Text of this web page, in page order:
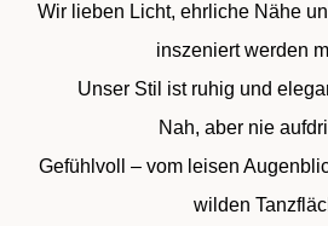
Wir lieben Licht, ehrliche Nähe
inszeniert werden
Unser Stil ist ruhig und
Nah, aber nie
Gefühlvoll – vom leisen
wilden